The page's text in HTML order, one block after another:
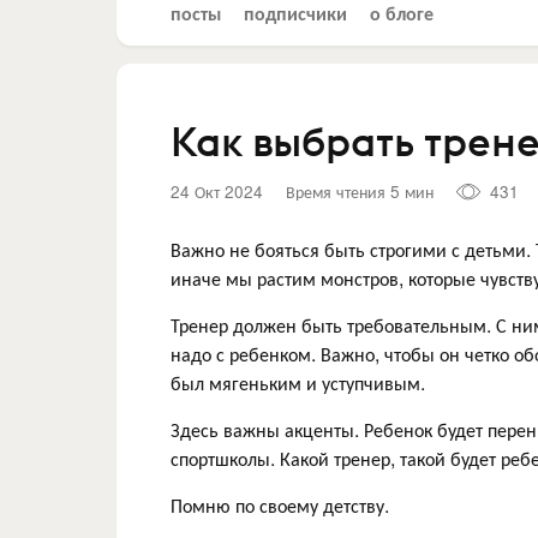
посты подписчики о блоге
Как выбрать
24 Окт 2024 Время чтения 5 мин 431
Важно не бояться быть строгими с детьми.
иначе мы растим монстров, которые
Тренер должен быть требовательным. С
надо с ребенком. Важно, чтобы он четко
был мягеньким и уступчивым.
Здесь важны акценты. Ребенок будет
спортшколы. Какой тренер, такой будет
Помню по своему детству.